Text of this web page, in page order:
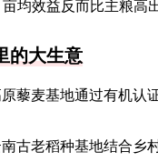
均效益反而比主粮高出
的大生意
藜麦基地通过有机认
古老稻种基地结合乡